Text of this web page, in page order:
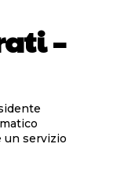
–
un servizio